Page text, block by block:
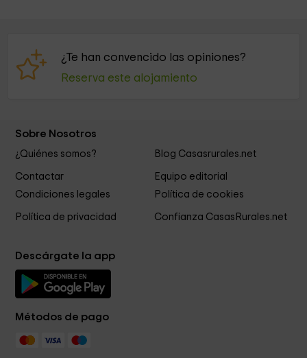
¿Te han convencido las opiniones?
Reserva este alojamiento
Sobre Nosotros
¿Quiénes somos? Blog Casasrurales.net
Contactar
Equipo editorial
Condiciones legales
Política de cookies
Política de privacidad Confianza CasasRurales.net
Descárgate la app
Métodos de pago